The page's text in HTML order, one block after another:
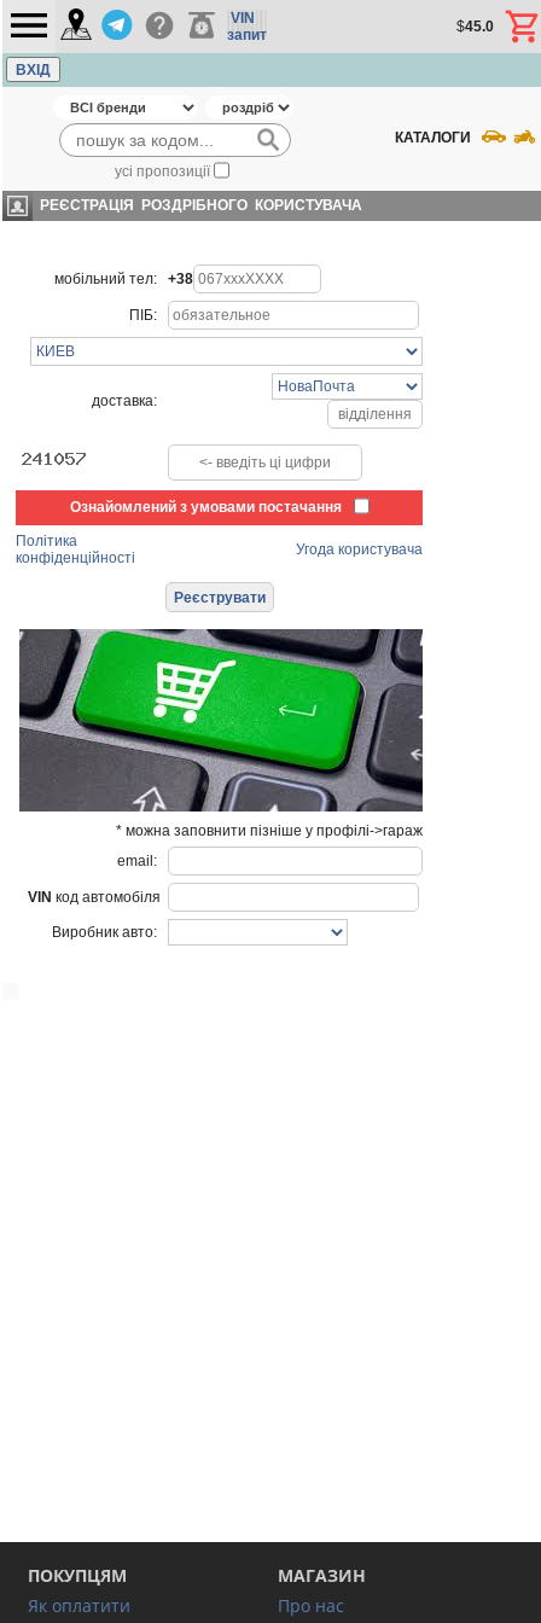
VIN
запит
$45.0
ВХІД
усі пропозиції
КАТАЛОГИ
РЕЄСТРАЦІЯ РОЗДРІБНОГО КОРИСТУВАЧА
мобільний тел: +38
ПІБ:
доставка:
Ознайомлений з умовами постачання
Політика
конфіденційності
Угода користувача
* можна заповнити пізніше у профілі->гараж
email:
VIN код автомобіля
Виробник авто:
ПОКУПЦЯМ
Як оплатити
МАГАЗИН
Про нас